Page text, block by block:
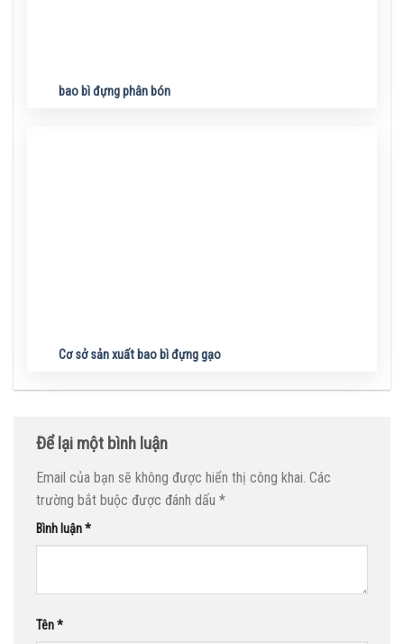
bao bì đựng phân bón
Cơ sở sản xuất bao bì đựng gạo
Để lại một bình luận
Email của bạn sẽ không được hiển thị công khai. Các
trường bắt buộc được đánh dấu *
Bình luận*
Tên*